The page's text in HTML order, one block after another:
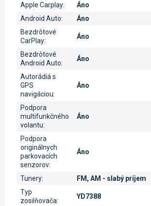
Apple Carplay:
Áno
Android Auto:
Áno
Bezdrôtové
CarPlay:
Áno
Bezdrôtové
Android Auto:
Áno
Autorádiá s
GPS
navigáciou:
Áno
Podpora
multifunkčného
volantu:
Áno
Podpora
originálnych
parkovacích
senzorov:
Áno
Tunery:
FM, AM - slabý príjem
Typ
zosilňovača:
YD7388